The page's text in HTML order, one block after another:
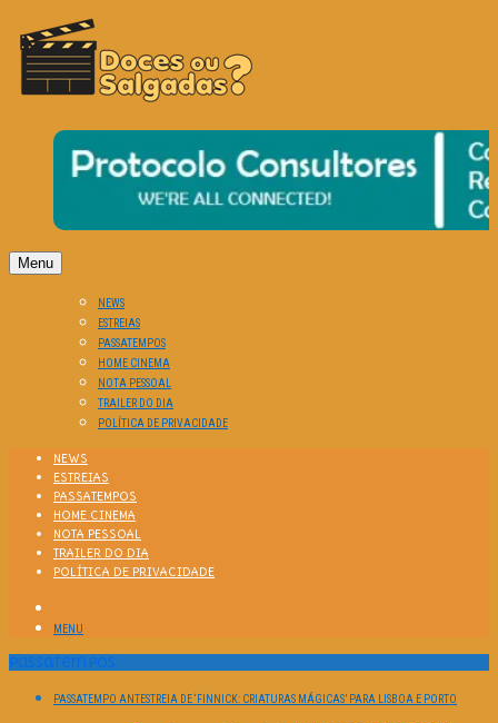
DOCES OU SALGADAS?
O Cinema? Uma Paixão!!
Menu
NEWS
ESTREIAS
PASSATEMPOS
HOME CINEMA
NOTA PESSOAL
TRAILER DO DIA
POLÍTICA DE PRIVACIDADE
NEWS
ESTREIAS
PASSATEMPOS
HOME CINEMA
NOTA PESSOAL
TRAILER DO DIA
POLÍTICA DE PRIVACIDADE
MENU
Passatempos
PASSATEMPO ANTESTREIA DE ‘FINNICK: CRIATURAS MÁGICAS’ PARA LISBOA E PORTO